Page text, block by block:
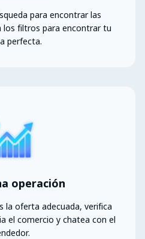
para encontrar las
los filtros para encontrar tu
perfecta.
operación
la oferta adecuada, verifica
el comercio y chatea con el